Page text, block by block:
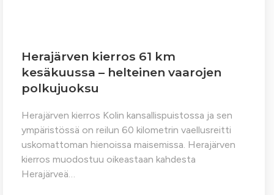
Herajärven kierros 61 km
kesäkuussa – helteinen vaarojen
polkujuoksu
Herajärven kierros Kolin kansallispuistossa ja sen
ympäristössä on reilun 60 kilometrin vaellusreitti
uskomattoman hienoissa maisemissa. Herajärven
kierros muodostuu oikeastaan kahdesta
Herajärveä…